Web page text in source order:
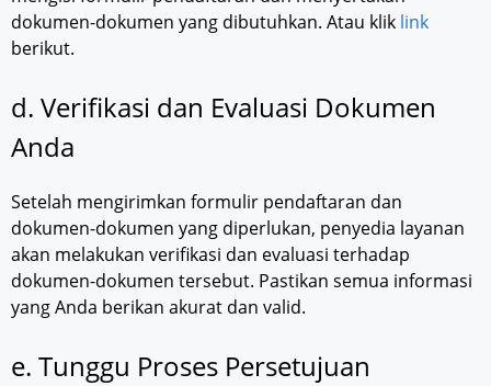
dokumen-dokumen yang dibutuhkan. Atau klik link
berikut.
d. Verifikasi dan Evaluasi Dokumen
Anda
Setelah mengirimkan formulir pendaftaran dan
dokumen-dokumen yang diperlukan, penyedia layanan
akan melakukan verifikasi dan evaluasi terhadap
dokumen-dokumen tersebut. Pastikan semua informasi
yang Anda berikan akurat dan valid.
e. Tunggu Proses Persetujuan